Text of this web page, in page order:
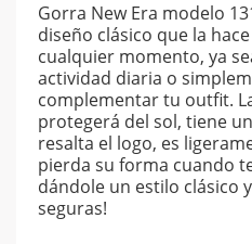
Gorra New Era modelo
diseño clásico que la
cualquier momento, ya
actividad diaria o
complementar tu outfit.
protegerá del sol, tiene
resalta el logo, es
pierda su forma cuando
dándole un estilo clásico
seguras!